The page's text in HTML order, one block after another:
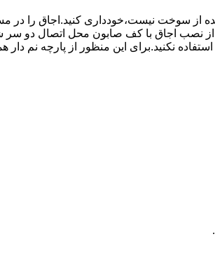
از سوخت نیست،خودداری کنید.اجاق را در
شود.طول شیلنگ نباید از ۱.۵ متر بیشتر باشد.پس از نصب
این منظور از پارچه نم دار